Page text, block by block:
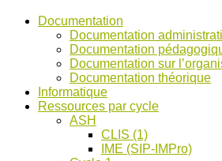
Bancs
d’Ecole
pour
discussions
Documentation
Documentation
Documentation
Documentation sur
Documentation théorique
Informatique
Ressources par cycle
ASH
CLIS (1)
IME (SIP-IMPro)